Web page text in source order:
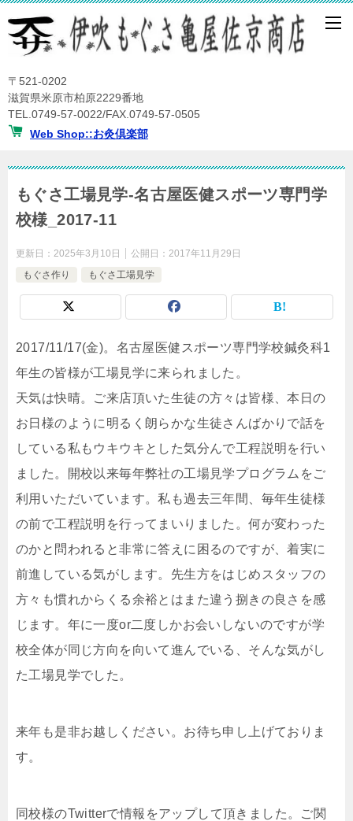
〒521-0202
滋賀県米原市柏原2229番地
TEL.0749-57-0022/FAX.0749-57-0505
Web Shop::お灸倶楽部
もぐさ工場見学-名古屋医健スポーツ専門学
校様_2017-11
更新日： 2025年3月10日 公開日： 2017年11月29日
もぐさ作り
もぐさ工場見学
2017/11/17(金)。名古屋医健スポーツ専門学校鍼灸科1
年生の皆様が工場見学に来られました。
天気は快晴。ご来店頂いた生徒の方々は皆様、本日の
お日様のように明るく朗らかな生徒さんばかりで話を
している私もウキウキとした気分んで工程説明を行い
ました。開校以来毎年弊社の工場見学プログラムをご
利用いただいています。私も過去三年間、毎年生徒様
の前で工程説明を行ってまいりました。何が変わった
のかと問われると非常に答えに困るのですが、着実に
前進している気がします。先生方をはじめスタッフの
方々も慣れからくる余裕とはまた違う捌きの良さを感
じます。年に一度or二度しかお会いしないのですが学
校全体が同じ方向を向いて進んでいる、そんな気がし
た工場見学でした。
来年も是非お越しください。お待ち申し上げておりま
す。
同校様のTwitterで情報をアップして頂きました。ご関